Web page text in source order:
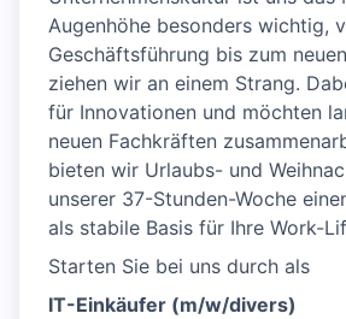
Augenhöhe besonders wichtig,
Geschäftsführung bis zum
ziehen wir an einem Strang.
für Innovationen und möchten
neuen Fachkräften
bieten wir Urlaubs- und
unserer 37-Stunden-Woche
als stabile Basis für Ihre Work-
Starten Sie bei uns durch als
IT-Einkäufer (m/w/divers)